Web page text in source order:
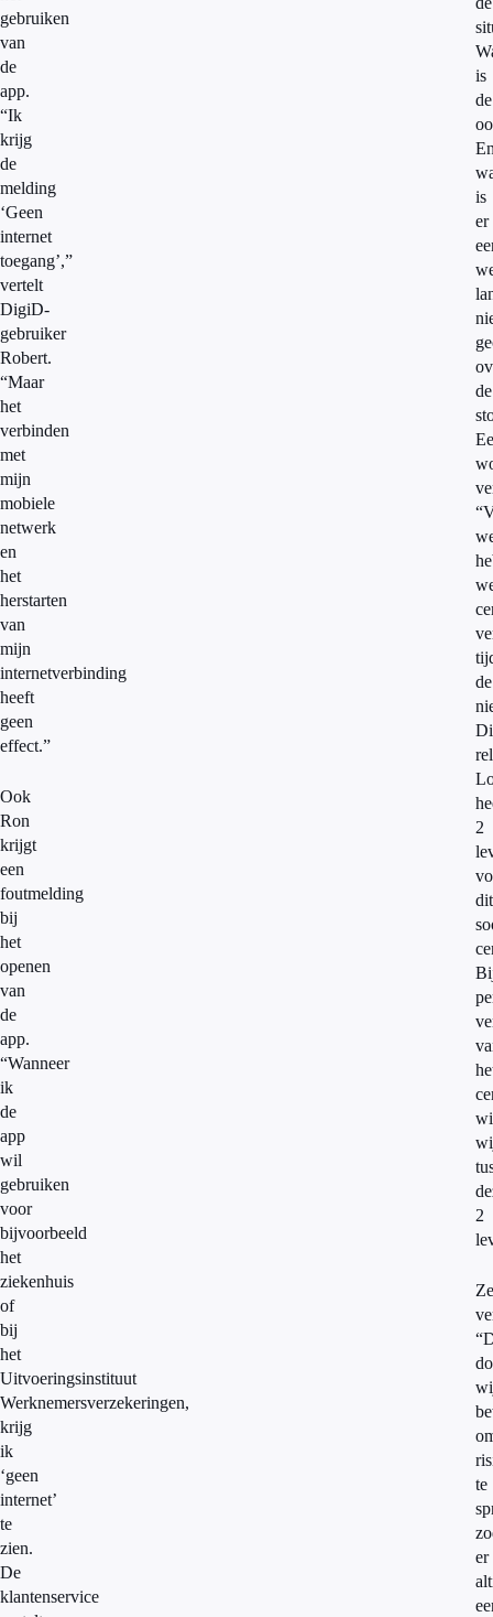
gebruiken
van
de
app.
“Ik
krijg
de
melding
‘Geen
internet
toegang’,”
vertelt
DigiD-
gebruiker
Robert.
“Maar
het
verbinden
met
mijn
mobiele
netwerk
en
het
herstarten
van
mijn
internetverbinding
heeft
geen
effect.”
Ook
Ron
krijgt
een
foutmelding
bij
het
openen
van
de
app.
“Wanneer
ik
de
app
wil
gebruiken
voor
bijvoorbeeld
het
ziekenhuis
of
bij
het
Uitvoeringsinstituut
Werknemersverzekeringen,
krijg
ik
‘geen
internet’
te
zien.
De
klantenservice
is
de
is
er
de
de
2
dit
2
Ze
te
er